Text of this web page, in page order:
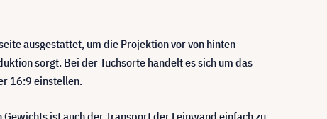
ausgestattet, um die Projektion vor von hinten
sorgt. Bei der Tuchsorte handelt es sich um das
16:9 einstellen.
ist auch der Transport der Leinwand einfach zu